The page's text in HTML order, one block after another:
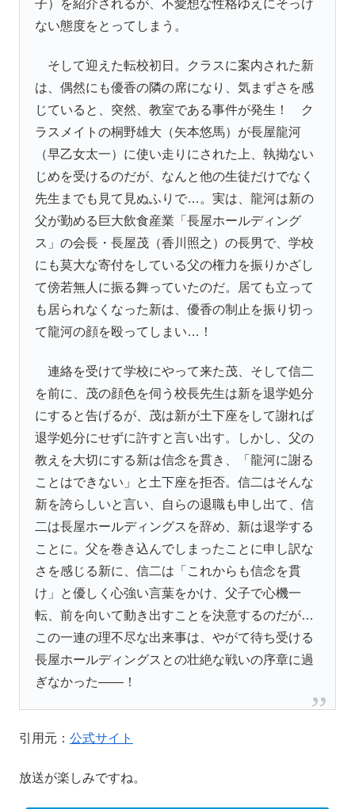
子）
を紹介されるが、不愛想な性格ゆえにそっけ
ない態度をとってしまう。
そして迎えた転校初日。クラスに案内された新
は、偶然にも優香の隣の席になり、気まずさを感
じていると、突然、教室である事件が発生！ ク
ラスメイトの桐野雄大（矢本悠馬） が長屋龍河
（早乙女太一） に使い走りにされた上、執拗ない
じめを受けるのだが、なんと他の生徒だけでなく
先生までも見て見ぬふりで…。実は、龍河は新の
父が勤める巨大飲食産業「長屋ホールディング
ス」の会長・長屋茂（香川照之）の長男で、学校
にも莫大な寄付をしている父の権力を振りかざし
て傍若無人に振る舞っていたのだ。居ても立って
も居られなくなった新は、優香の制止を振り切っ
て龍河の顔を殴ってしまい…！
連絡を受けて学校にやって来た茂、そして信二
を前に、茂の顔色を伺う校長先生は新を退学処分
にすると告げるが、茂は新が土下座をして謝れば
退学処分にせずに許すと言い出す。しかし、父の
教えを大切にする新は信念を貫き、「龍河に謝る
ことはできない」と土下座を拒否。信二はそんな
新を誇らしいと言い、自らの退職も申し出て、信
二は長屋ホールディングスを辞め、新は退学する
ことに。父を巻き込んでしまったことに申し訳な
さを感じる新に、信二は「これからも信念を貫
け」と優しく心強い言葉をかけ、父子で心機一
転、前を向いて動き出すことを決意するのだが…
この一連の理不尽な出来事は、やがて待ち受ける
長屋ホールディングスとの壮絶な戦いの序章に過
ぎなかった――！
引用元： 公式サイト
放送が楽しみですね。